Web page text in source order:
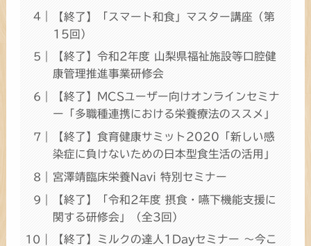
【終了】「スマート和食」マスター講座（第
15回）
【終了】令和2年度 山梨県福祉施設等口腔健
康管理推進事業研修会
【終了】MCSユーザー向けオンラインセミナ
ー「多職種連携における栄養療法のススメ」
【終了】食育健康サミット2020「新しい感
染症に負けないための日本型食生活の活用」
宮澤靖臨床栄養Navi 特別セミナー
【終了】「令和2年度 摂食・嚥下機能支援に
関する研修会」（全3回）
【終了】ミルクの達人1Dayセミナー ～今こ